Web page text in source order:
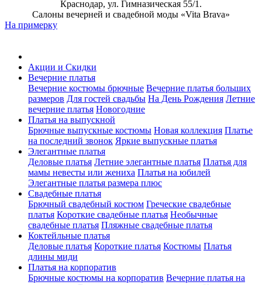
Краснодар, ул. Гимназическая 55/1.
Салоны вечерней и свадебной моды «Vita Brava»
На примерку
Акции и Скидки
Вечерние платья
Вечерние костюмы брючные Вечерние платья больших
размеров Для гостей свадьбы На День Рождения Летние
вечерние платья Новогодние
Платья на выпускной
Брючные выпускные костюмы Новая коллекция Платье
на последний звонок Яркие выпускные платья
Элегантные платья
Деловые платья Летние элегантные платья Платья для
мамы невесты или жениха Платья на юбилей
Элегантные платья размера плюс
Свадебные платья
Брючный свадебный костюм Греческие свадебные
платья Короткие свадебные платья Необычные
свадебные платья Пляжные свадебные платья
Коктейльные платья
Деловые платья Короткие платья Костюмы Платья
длины миди
Платья на корпоратив
Брючные костюмы на корпоратив Вечерние платья на